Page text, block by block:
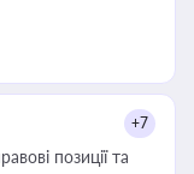
+7
позиції та